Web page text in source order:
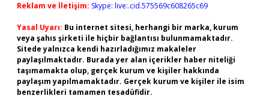
Reklam ve İletişim: Skype: live:.cid.575569c608265c69
Yasal Uyarı: Bu internet sitesi, herhangi bir marka, kurum
veya şahıs şirketi ile hiçbir bağlantısı bulunmamaktadır.
Sitede yalnızca kendi hazırladığımız makaleler
paylaşılmaktadır. Burada yer alan içerikler haber niteliği
taşımamakta olup, gerçek kurum ve kişiler hakkında
paylaşım yapılmamaktadır. Gerçek kurum ve kişiler ile isim
benzerlikleri tamamen tesadüfidir.